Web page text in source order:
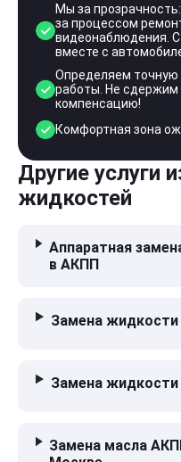
Мы за
за процессом
видеонаблюдения.
вместе с
Определяем точную
работы. Не сдержим
компенсацию!
Комфортная зона
Другие услуги
жидкостей
Аппаратная
в АКПП
Замена жидкости
Замена
Замена масла